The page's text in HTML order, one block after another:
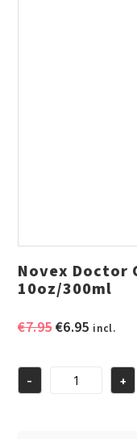
Novex Doctor
10oz/300ml
€7.95
€7.95.
€6.95Huidige
€6.95.
incl.
Novex
- +